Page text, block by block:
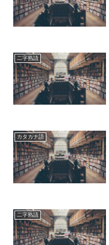
二字熟語
カタカナ語
二字熟語